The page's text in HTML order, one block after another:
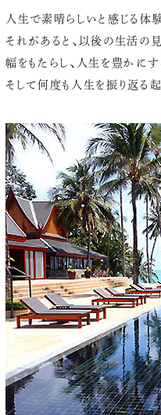
人生で素晴らしいと感じる体
それがあると、以後の生活の
幅をもたらし、人生を豊かにす
そして何度も人生を振り返る起